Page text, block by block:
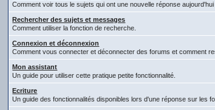
Comment voir tous le sujets qui ont une nouvelle réponse aujourd'hui
Rechercher des sujets et messages
Comment utiliser la fonction de recherche.
Connexion et déconnexion
Comment vous connecter et déconnecter des forums et comment
Mon assistant
Un guide pour utiliser cette pratique petite fonctionnalité.
Ecriture
Un guide des fonctionnalités disponibles lors d'une réponse sur les